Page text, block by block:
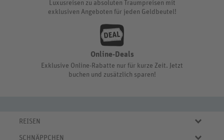
Luxusreisen zu absoluten Traumpreisen mit
exklusiven Angeboten für jeden Geldbeutel!
Online-Deals
Exklusive Online-Rabatte nur für kurze Zeit. Jetzt
buchen und zusätzlich sparen!
REISEN
Eigene Anreise
SCHNÄPPCHEN